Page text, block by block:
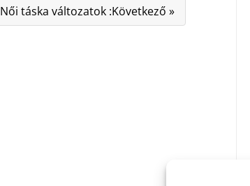
Női táska változatok :Következő »